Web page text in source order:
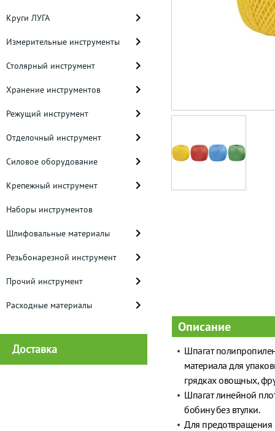
Круги ЛУГА
Измерительные инструменты
Столярный инструмент
Хранение инструментов
Режущий инструмент
Отделочный инструмент
Силовое оборудование
Крепежный инструмент
Наборы инструментов
Шлифовальные материалы
Резьбонарезной инструмент
Прочий инструмент
Расходные материалы
Доставка
Описание
Шпагат
материала для
грядках овощных,
Шпагат линейной
бобину без втулки.
Для предотвращения